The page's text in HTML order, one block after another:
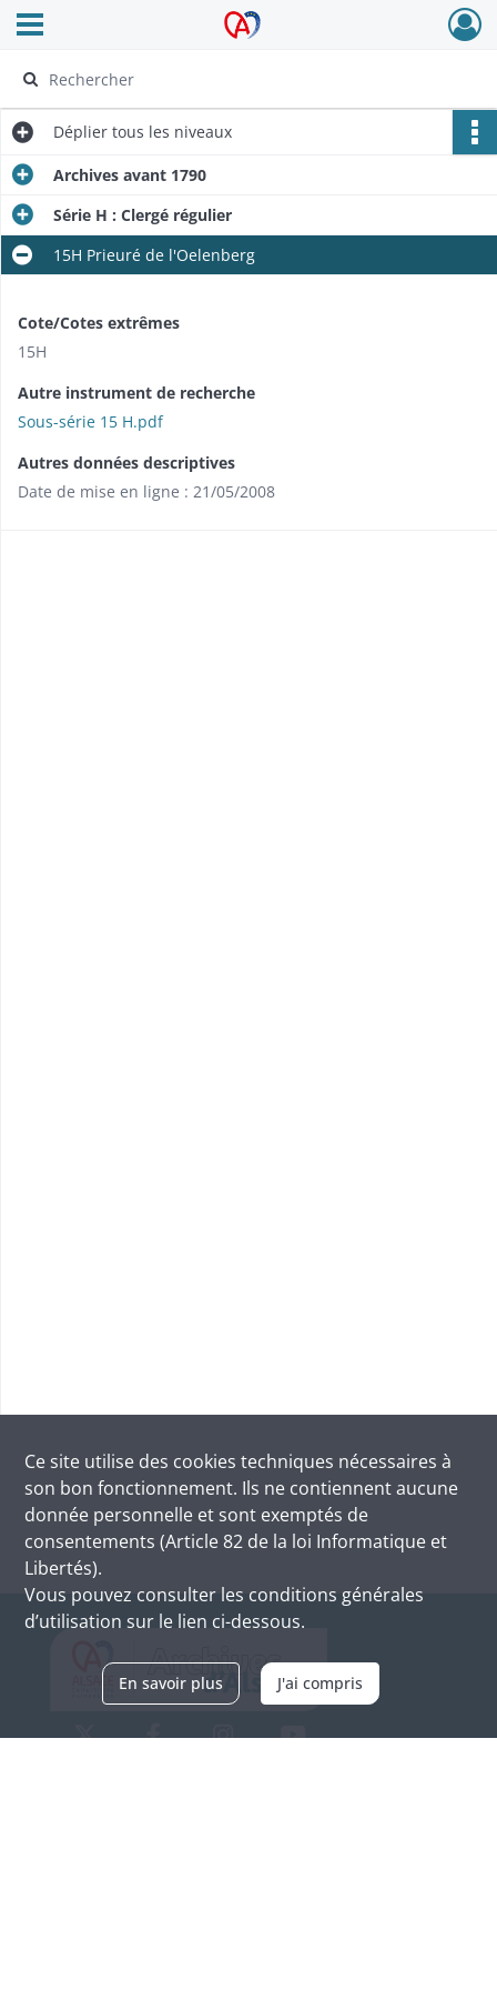
Archives Alsace - Colmar
Ouvrir le menu déroulant
Déplier tous les niveaux
Archives avant 1790
Série H : Clergé régulier
15H Prieuré de l'Oelenberg
Cote/Cotes extrêmes
15H
Autre instrument de recherche
Sous-série 15 H.pdf
Autres données descriptives
Date de mise en ligne : 21/05/2008
Ce site utilise des cookies techniques nécessaires à
son bon fonctionnement. Ils ne contiennent aucune
donnée personnelle et sont exemptés de
consentements (Article 82 de la loi Informatique et
Libertés).
Vous pouvez consulter les conditions générales
d’utilisation sur le lien ci-dessous.
En savoir plus J'ai compris